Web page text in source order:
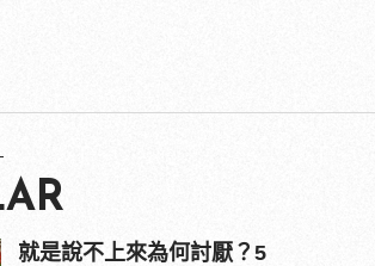
就是說不上來為何討厭？5